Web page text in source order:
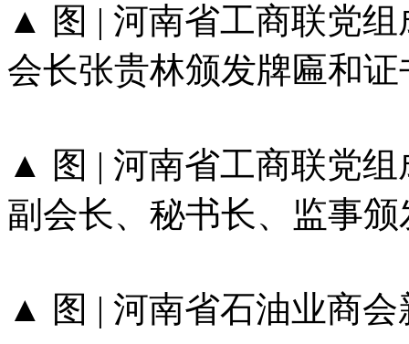
▲ 图 | 河南省工商联党
会长张贵林颁发牌匾和证
▲ 图 | 河南省工商联党
副会长、秘书长、监事
▲ 图 | 河南省石油业商